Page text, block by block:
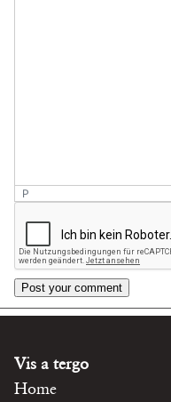
P
Post your comment
Vis a tergo
Home